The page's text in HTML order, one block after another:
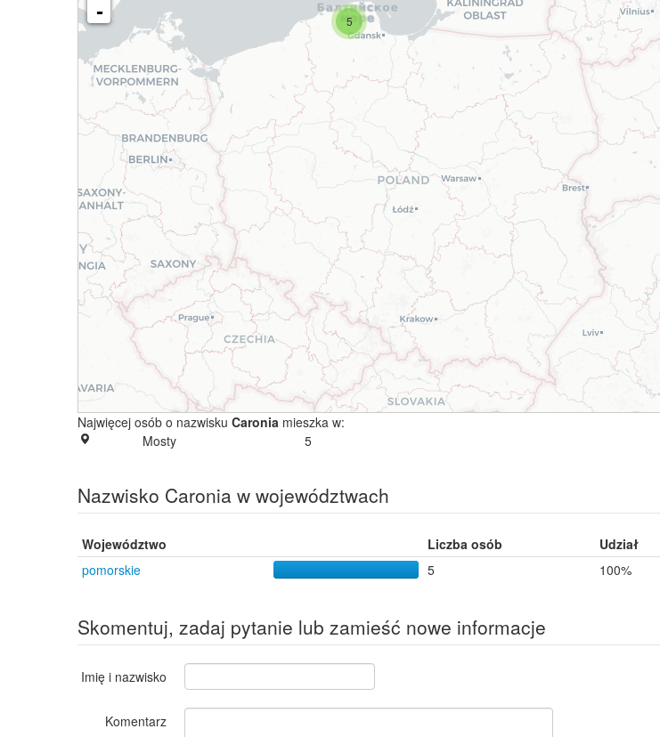
5
-
Najwięcej osób o nazwisku Caronia mieszka w:
Mosty
5
Nazwisko Caronia w województwach
Województwo Liczba osób
Udział
pomorskie
5 100%
Skomentuj, zadaj pytanie lub zamieść nowe informacje
Imię i nazwisko
Komentarz